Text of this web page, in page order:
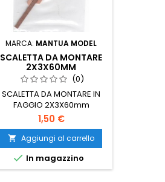
MARCA: MANTUA MODEL
SCALETTA DA MONTARE
2X3X60MM
(0)
SCALETTA DA MONTARE IN
FAGGIO 2X3X60mm
1,50 €
 Aggiungi al carrello
 In magazzino